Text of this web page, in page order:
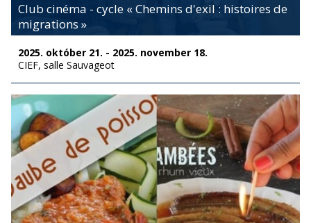
Club cinéma - cycle « Chemins d'exil : histoires de
migrations »
2025. október 21. - 2025. november 18.
CIEF, salle Sauvageot